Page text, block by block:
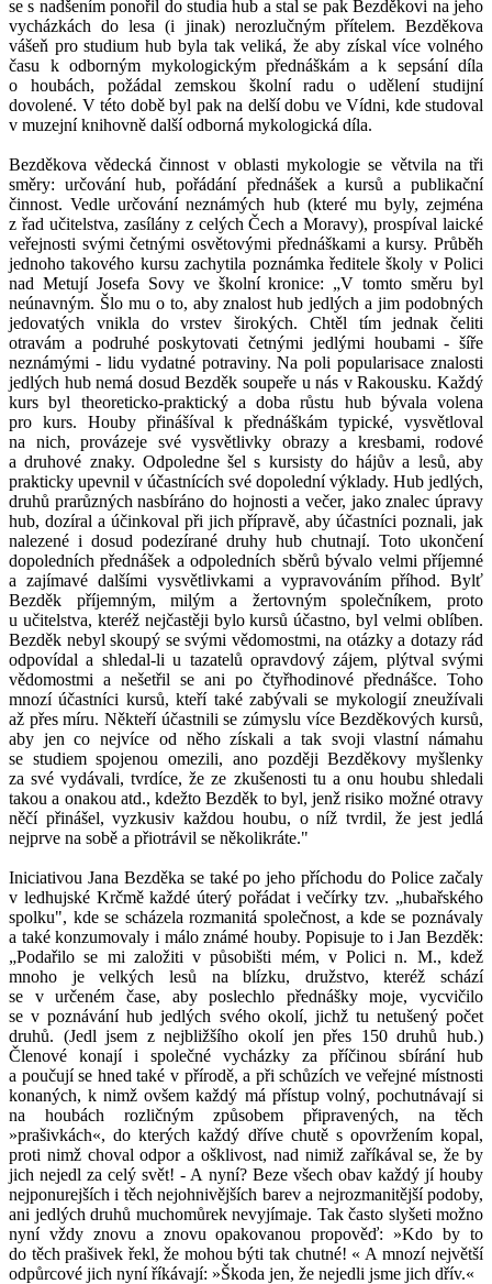
se s nadšením ponořil do studia hub a stal se pak Bezděkovi na jeho
vycházkách do lesa (i jinak) nerozlučným přítelem. Bezděkova
vášeň pro studium hub byla tak veliká, že aby získal více volného
času k odborným mykologickým přednáškám a k sepsání díla
o houbách, požádal zemskou školní radu o udělení studijní
dovolené. V této době byl pak na delší dobu ve Vídni, kde studoval
v muzejní knihovně další odborná mykologická díla.
Bezděkova vědecká činnost v oblasti mykologie se větvila na tři
směry: určování hub, pořádání přednášek a kursů a publikační
činnost. Vedle určování neznámých hub (které mu byly, zejména
z řad učitelstva, zasílány z celých Čech a Moravy), prospíval laické
veřejnosti svými četnými osvětovými přednáškami a kursy. Průběh
jednoho takového kursu zachytila poznámka ředitele školy v Polici
nad Metují Josefa Sovy ve školní kronice: „V tomto směru byl
neúnavným. Šlo mu o to, aby znalost hub jedlých a jim podobných
jedovatých vnikla do vrstev širokých. Chtěl tím jednak čeliti
otravám a podruhé poskytovati četnými jedlými houbami - šíře
neznámými - lidu vydatné potraviny. Na poli popularisace znalosti
jedlých hub nemá dosud Bezděk soupeře u nás v Rakousku. Každý
kurs byl theoreticko-praktický a doba růstu hub bývala volena
pro kurs. Houby přinášíval k přednáškám typické, vysvětloval
na nich, provázeje své vysvětlivky obrazy a kresbami, rodové
a druhové znaky. Odpoledne šel s kursisty do hájův a lesů, aby
prakticky upevnil v účastnících své dopolední výklady. Hub jedlých,
druhů prarůzných nasbíráno do hojnosti a večer, jako znalec úpravy
hub, dozíral a účinkoval při jich přípravě, aby účastníci poznali, jak
nalezené i dosud podezírané druhy hub chutnají. Toto ukončení
dopoledních přednášek a odpoledních sběrů bývalo velmi příjemné
a zajímavé dalšími vysvětlivkami a vypravováním příhod. Bylť
Bezděk příjemným, milým a žertovným společníkem, proto
u učitelstva, kteréž nejčastěji bylo kursů účastno, byl velmi oblíben.
Bezděk nebyl skoupý se svými vědomostmi, na otázky a dotazy rád
odpovídal a shledal-li u tazatelů opravdový zájem, plýtval svými
vědomostmi a nešetřil se ani po čtyřhodinové přednášce. Toho
mnozí účastníci kursů, kteří také zabývali se mykologií zneužívali
až přes míru. Někteří účastnili se zúmyslu více Bezděkových kursů,
aby jen co nejvíce od něho získali a tak svoji vlastní námahu
se studiem spojenou omezili, ano později Bezděkovy myšlenky
za své vydávali, tvrdíce, že ze zkušenosti tu a onu houbu shledali
takou a onakou atd., kdežto Bezděk to byl, jenž risiko možné otravy
něčí přinášel, vyzkusiv každou houbu, o níž tvrdil, že jest jedlá
nejprve na sobě a přiotrávil se několikráte."
Iniciativou Jana Bezděka se také po jeho příchodu do Police začaly
v ledhujské Krčmě každé úterý pořádat i večírky tzv. „hubařského
spolku", kde se scházela rozmanitá společnost, a kde se poznávaly
a také konzumovaly i málo známé houby. Popisuje to i Jan Bezděk:
„Podařilo se mi založiti v působišti mém, v Polici n. M., kdež
mnoho je velkých lesů na blízku, družstvo, kteréž schází
se v určeném čase, aby poslechlo přednášky moje, vycvičilo
se v poznávání hub jedlých svého okolí, jichž tu netušený počet
druhů. (Jedl jsem z nejbližšího okolí jen přes 150 druhů hub.)
Členové konají i společné vycházky za příčinou sbírání hub
a poučují se hned také v přírodě, a při schůzích ve veřejné místnosti
konaných, k nimž ovšem každý má přístup volný, pochutnávají si
na houbách rozličným způsobem připravených, na těch
»prašivkách«, do kterých každý dříve chutě s opovržením kopal,
proti nimž choval odpor a ošklivost, nad nimiž zaříkával se, že by
jich nejedl za celý svět! - A nyní? Beze všech obav každý jí houby
nejponurejších i těch nejohnivějších barev a nejrozmanitější podoby,
ani jedlých druhů muchomůrek nevyjímaje. Tak často slyšeti možno
nyní vždy znovu a znovu opakovanou propověď: »Kdo by to
do těch prašivek řekl, že mohou býti tak chutné! « A mnozí největší
odpůrcové jich nyní říkávají: »Škoda jen, že nejedli jsme jich dřív.«